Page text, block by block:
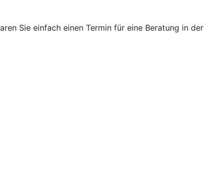
Sie einfach einen Termin für eine Beratung in der